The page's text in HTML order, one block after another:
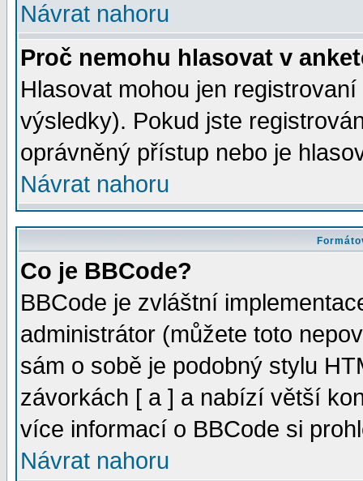
Návrat nahoru
Proč nemohu hlasovat v
Hlasovat mohou jen
výsledky). Pokud jste
oprávněný přístup nebo je
Návrat nahoru
Co je BBCode?
BBCode je zvláštní
administrátor (můžete toto
sám o sobě je podobný stylu
závorkách [ a ] a nabízí větší
více informací o BBCode si
Návrat nahoru